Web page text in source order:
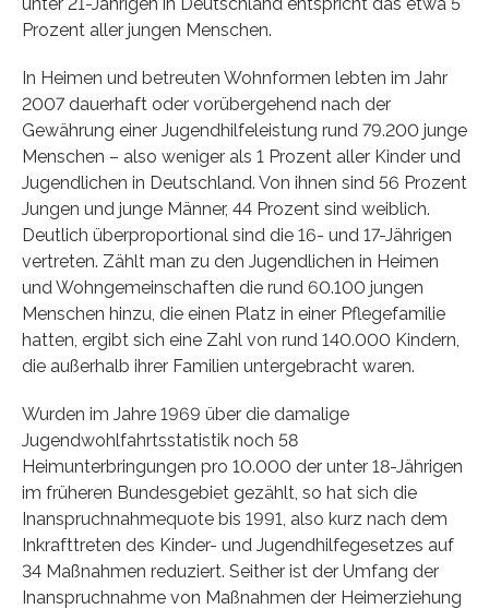
Prozent aller jungen Menschen.
In Heimen und betreuten Wohnformen lebten im Jahr
2007 dauerhaft oder vorübergehend nach der
Gewährung einer Jugendhilfeleistung rund 79.200 junge
Menschen – also weniger als 1 Prozent aller Kinder und
Jugendlichen in Deutschland. Von ihnen sind 56 Prozent
Jungen und junge Männer, 44 Prozent sind weiblich.
Deutlich überproportional sind die 16- und 17-Jährigen
vertreten. Zählt man zu den Jugendlichen in Heimen
und Wohngemeinschaften die rund 60.100 jungen
Menschen hinzu, die einen Platz in einer Pflegefamilie
hatten, ergibt sich eine Zahl von rund 140.000 Kindern,
die außerhalb ihrer Familien untergebracht waren.
Wurden im Jahre 1969 über die damalige
Jugendwohlfahrtsstatistik noch 58
Heimunterbringungen pro 10.000 der unter 18-Jährigen
im früheren Bundesgebiet gezählt, so hat sich die
Inanspruchnahmequote bis 1991, also kurz nach dem
Inkrafttreten des Kinder- und Jugendhilfegesetzes auf
34 Maßnahmen reduziert. Seither ist der Umfang der
Inanspruchnahme von Maßnahmen der Heimerziehung